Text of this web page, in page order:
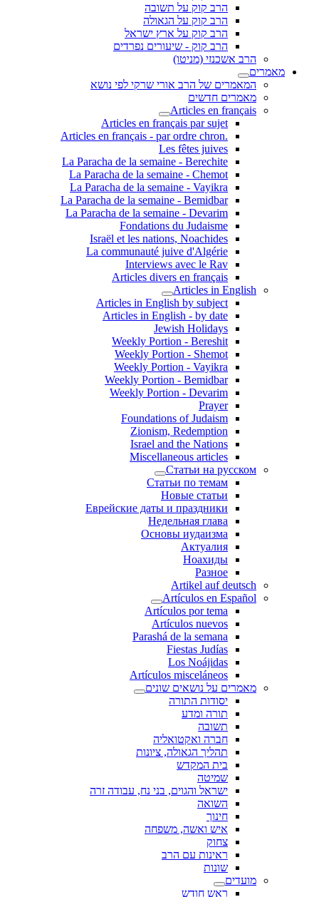
הרב קוק על תשובה
הרב קוק על הגאולה
הרב קוק על ארץ ישראל
הרב קוק - שיעורים נפרדים
הרב אשכנזי (מניטו)
מאמרים
המאמרים של הרב אורי שרקי לפי נושא
מאמרים חדשים
Articles en français
Articles en français par sujet
.Articles en français - par ordre chron
Les fêtes juives
La Paracha de la semaine - Berechite
La Paracha de la semaine - Chemot
La Paracha de la semaine - Vayikra
La Paracha de la semaine - Bemidbar
La Paracha de la semaine - Devarim
Fondations du Judaisme
Israël et les nations, Noachides
La communauté juive d'Algérie
Interviews avec le Rav
Articles divers en français
Articles in English
Articles in English by subject
Articles in English - by date
Jewish Holidays
Weekly Portion - Bereshit
Weekly Portion - Shemot
Weekly Portion - Vayikra
Weekly Portion - Bemidbar
Weekly Portion - Devarim
Prayer
Foundations of Judaism
Zionism, Redemption
Israel and the Nations
Miscellaneous articles
Статьи на русском
Статьи по темам
Новые статьи
Еврейские даты и праздники
Недельная глава
Основы иудаизма
Актуалия
Ноахиды
Разное
Artikel auf deutsch
Artículos en Español
Artículos por tema
Artículos nuevos
Parashá de la semana
Fiestas Judías
Los Noájidas
Artículos misceláneos
מאמרים על נושאים שונים
יסודות התורה
תורה ומדע
תשובה
חברה ואקטואליה
תהליך הגאולה, ציונות
בית המקדש
שמיטה
ישראל והגוים, בני נח, עבודה זרה
השואה
חינוך
איש ואשה, משפחה
צחוק
ראינות עם הרב
שונות
מועדים
ראש חודש